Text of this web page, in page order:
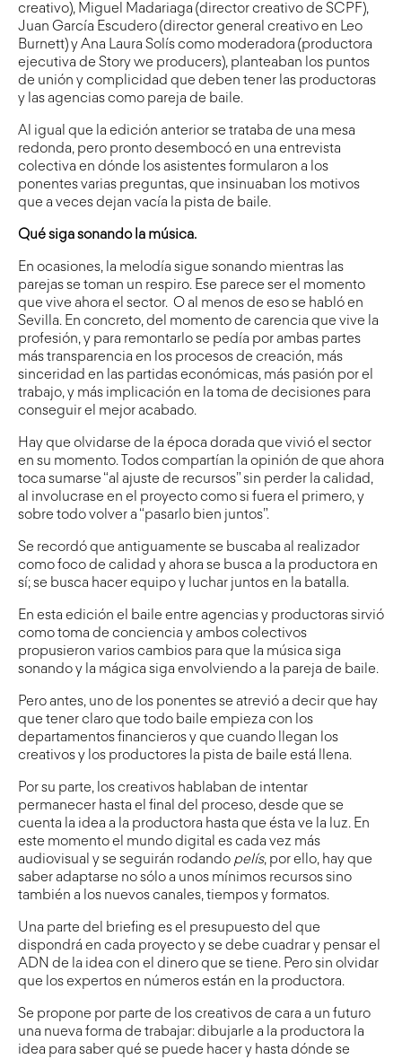
creativo), Miguel Madariaga (director creativo de SCPF),
Juan García Escudero (director general creativo en Leo
Burnett) y Ana Laura Solís como moderadora (productora
ejecutiva de Story we producers), planteaban los puntos
de unión y complicidad que deben tener las productoras
y las agencias como pareja de baile.
Al igual que la edición anterior se trataba de una mesa
redonda, pero pronto desembocó en una entrevista
colectiva en dónde los asistentes formularon a los
ponentes varias preguntas, que insinuaban los motivos
que a veces dejan vacía la pista de baile.
Qué siga sonando la música.
En ocasiones, la melodía sigue sonando mientras las
parejas se toman un respiro. Ese parece ser el momento
que vive ahora el sector. O al menos de eso se habló en
Sevilla. En concreto, del momento de carencia que vive la
profesión, y para remontarlo se pedía por ambas partes
más transparencia en los procesos de creación, más
sinceridad en las partidas económicas, más pasión por el
trabajo, y más implicación en la toma de decisiones para
conseguir el mejor acabado.
Hay que olvidarse de la época dorada que vivió el sector
en su momento. Todos compartían la opinión de que ahora
toca sumarse “al ajuste de recursos” sin perder la calidad,
al involucrase en el proyecto como si fuera el primero, y
sobre todo volver a “pasarlo bien juntos”.
Se recordó que antiguamente se buscaba al realizador
como foco de calidad y ahora se busca a la productora en
sí; se busca hacer equipo y luchar juntos en la batalla.
En esta edición el baile entre agencias y productoras sirvió
como toma de conciencia y ambos colectivos
propusieron varios cambios para que la música siga
sonando y la mágica siga envolviendo a la pareja de baile.
Pero antes, uno de los ponentes se atrevió a decir que hay
que tener claro que todo baile empieza con los
departamentos financieros y que cuando llegan los
creativos y los productores la pista de baile está llena.
Por su parte, los creativos hablaban de intentar
permanecer hasta el final del proceso, desde que se
cuenta la idea a la productora hasta que ésta ve la luz. En
este momento el mundo digital es cada vez más
audiovisual y se seguirán rodando pelís, por ello, hay que
saber adaptarse no sólo a unos mínimos recursos sino
también a los nuevos canales, tiempos y formatos.
Una parte del briefing es el presupuesto del que
dispondrá en cada proyecto y se debe cuadrar y pensar el
ADN de la idea con el dinero que se tiene. Pero sin olvidar
que los expertos en números están en la productora.
Se propone por parte de los creativos de cara a un futuro
una nueva forma de trabajar: dibujarle a la productora la
idea para saber qué se puede hacer y hasta dónde se